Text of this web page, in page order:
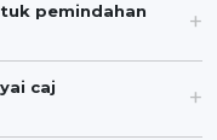
pemindahan
caj